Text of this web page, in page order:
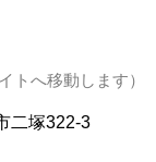
トへ移動します）
二塚322-3